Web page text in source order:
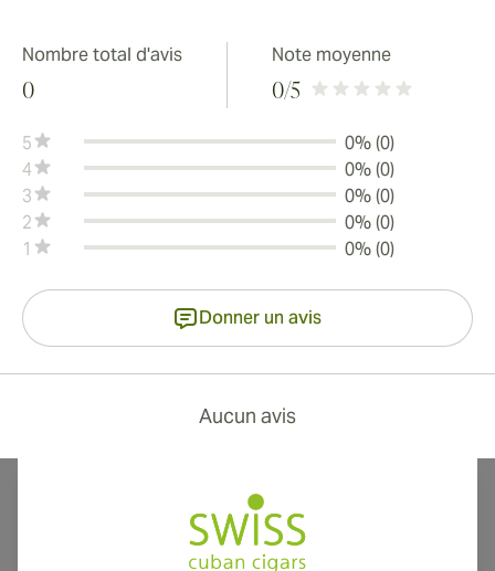
Nombre total d'avis
0
Note moyenne
0/5
5
0% (0)
4
0% (0)
3
0% (0)
2
0% (0)
1
0% (0)
Donner un avis
Aucun avis